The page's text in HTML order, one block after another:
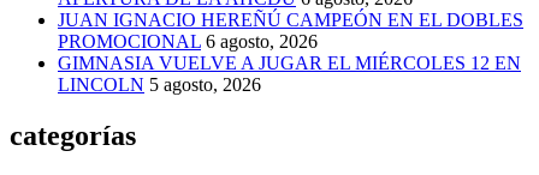
JUAN IGNACIO HEREÑÚ CAMPEÓN EN EL DOBLES
PROMOCIONAL 6 agosto, 2026
GIMNASIA VUELVE A JUGAR EL MIÉRCOLES 12 EN
LINCOLN 5 agosto, 2026
categorías